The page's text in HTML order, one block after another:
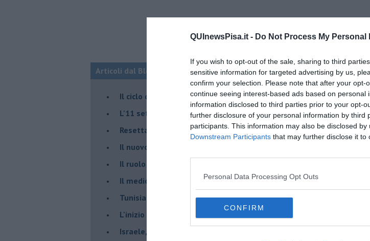
QUInewsPisa.it - Do Not Process My Personal
If you wish to opt-out of the sale, sharing to third
sensitive information for targeted advertising by us,
confirm your selection. Please note that after your opt-
continue seeing interest-based ads based on personal
information disclosed to third parties prior to your opt-
further disclosure of your personal information by third
participants. This information may also be disclosed
Downstream Participants that may further disclose it to
Personal Data Processing Opt Outs
CONFIRM
Articoli dal Blog “Fauda e balagan” di Alfredo De Girolamo e Enrico
Il ciclo della violenza in Medioriente
L'11 settembre di Israele è iniziato il 7 ottobre 2023
Resettare l’era di Netanyahu
​Il nuovo corso dell’era di Erdogan
Il ruolo delle diplomazie nei conflitti
Il medioriente di Silvio
Tunisia rischiosa e strategica per l'Italia
L'inizio del “secolo della Turchia”
Israele, deciderà il borsone della spesa